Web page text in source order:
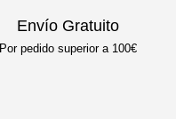
Envío Gratuito
Por pedido superior a 100€